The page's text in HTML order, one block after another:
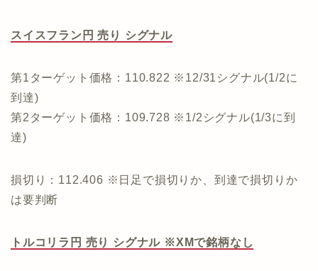
スイスフラン円 売り シグナル
第1ターゲット価格：110.822 ※12/31シグナル(1/2に
到達)
第2ターゲット価格：109.728 ※1/2シグナル(1/3に到
達)
損切り：112.406 ※日足で損切りか、到達で損切りか
は要判断
トルコリラ円 売り シグナル ※XMで銘柄なし